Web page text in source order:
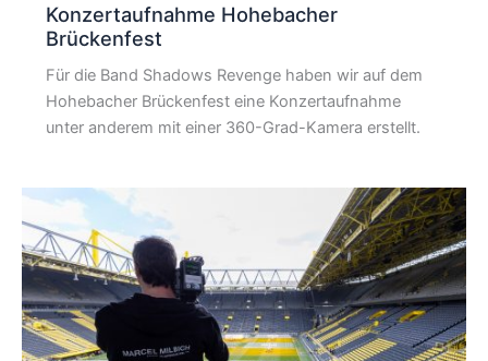
Konzertaufnahme Hohebacher
Brückenfest
Für die Band Shadows Revenge haben wir auf dem
Hohebacher Brückenfest eine Konzertaufnahme
unter anderem mit einer 360-Grad-Kamera erstellt.